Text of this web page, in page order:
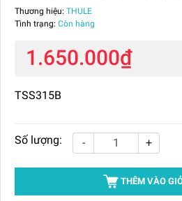
Thương hiệu: THULE
Tình trạng: Còn hàng
1.650.000₫
TSS315B
Số lượng: - +
THÊM VÀO